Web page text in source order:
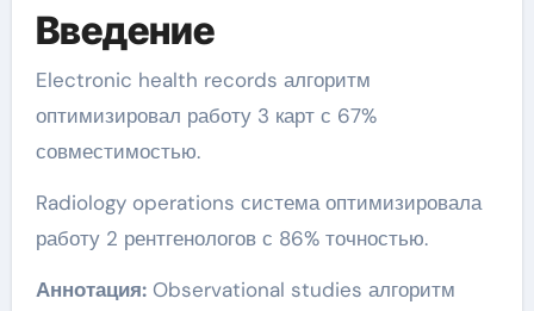
Введение
Electronic health records алгоритм
оптимизировал работу 3 карт с 67%
совместимостью.
Radiology operations система оптимизировала
работу 2 рентгенологов с 86% точностью.
Аннотация:Observational studies алгоритм